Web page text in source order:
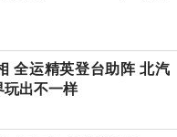
全运精英登台助阵 北汽
玩出不一样